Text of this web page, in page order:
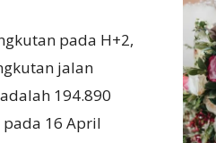
pada H+2,
jalan
194.890
16 April